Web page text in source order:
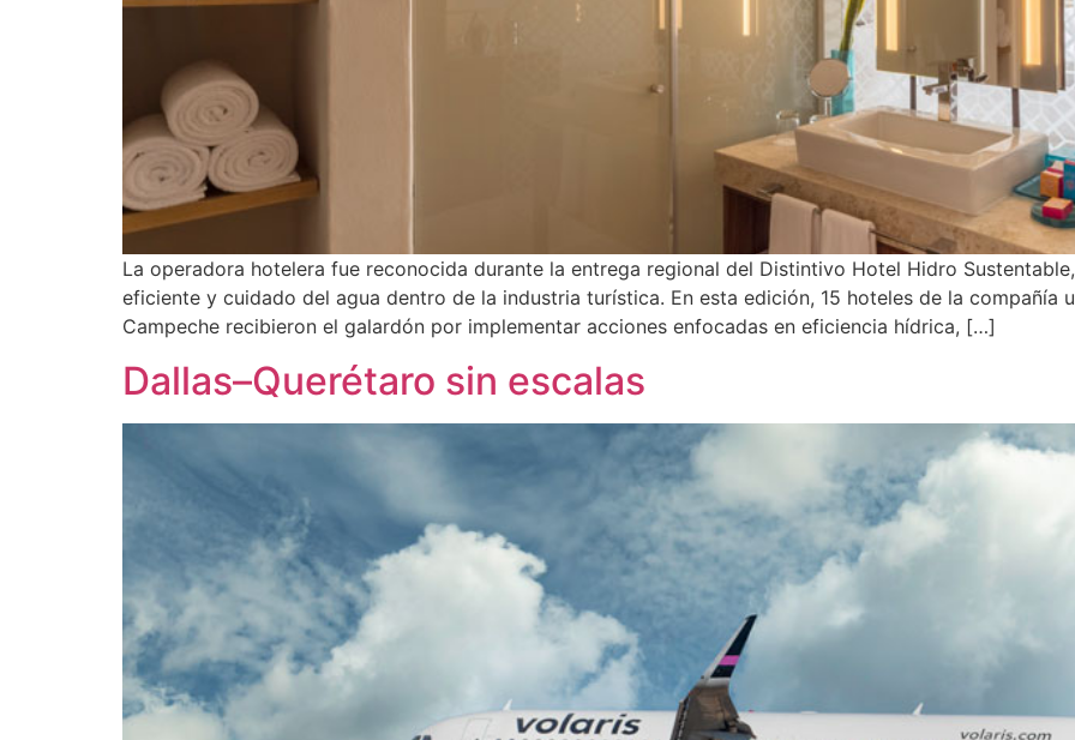
La operadora hotelera fue reconocida durante la entrega regional del Distintivo Hotel Hidro
eficiente y cuidado del agua dentro de la industria turística. En esta edición, 15 hoteles de la compañía
Campeche recibieron el galardón por implementar acciones enfocadas en eficiencia hídrica, […]
Dallas–Querétaro sin escalas